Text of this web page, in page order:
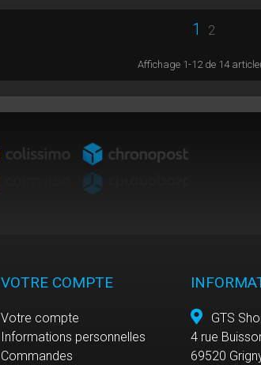
Affichage 1-12 de 14
1 2
VOTRE COMPTE
Votre compte
Informations personnelles
Commandes
GTS
4 rue
69520